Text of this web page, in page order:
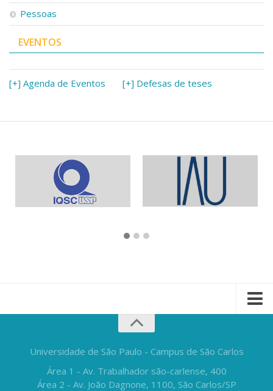
Defesa de Teses
Pessoas
EVENTOS
[+] Agenda de Eventos [+] Defesas de teses
Universidade de São Paulo - Campus de São Carlos
Área 1 - Av. Trabalhador são-carlense, 400
Área 2 - Av. João Dagnone, 1100, São Carlos/SP